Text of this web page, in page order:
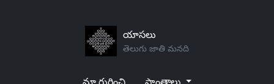
యాసలు
తెలుగు జాతి మనది